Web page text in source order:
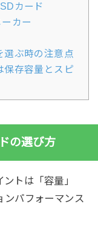
カード
カー
選ぶ時の注意点
保存容量とスピ
の選び方
トは「容量」
ンパフォーマンス